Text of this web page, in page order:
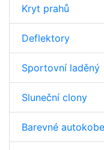
Kryt prahů
Deflektory
Sportovní laděný
Sluneční clony
Barevné